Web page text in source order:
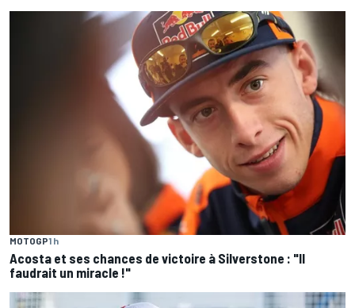
MOTOGP1 h
Acosta et ses chances de victoire à Silverstone : "Il
faudrait un miracle !"